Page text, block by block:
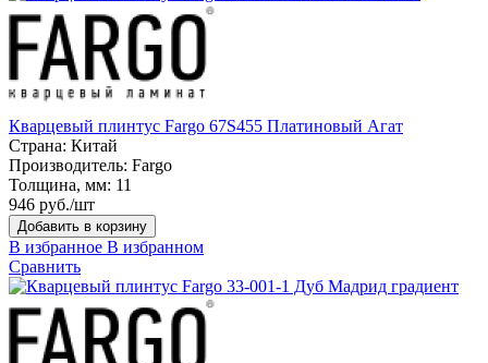
Кварцевый плинтус Fargo 67S455 Платиновый Агат
Страна: Китай
Производитель: Fargo
Толщина, мм: 11
946 руб./шт
Добавить в корзину
В избранное В избранном
Сравнить